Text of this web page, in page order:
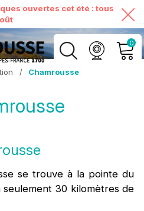
ouvertes cet été : tous
0
MON COMPTE
VOIR MON PANIER
/ Chamrousse
se trouve à la pointe du
seulement 30 kilomètres de